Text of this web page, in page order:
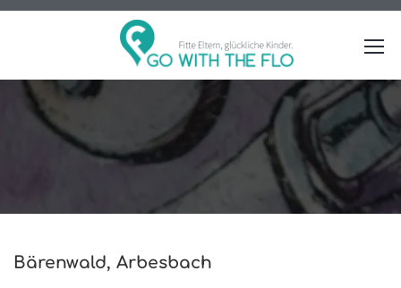
Bärenwald, Arbesbach